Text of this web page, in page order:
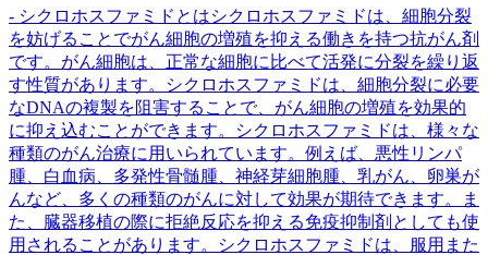
- シクロホスファミドとはシクロホスファミドは、細胞分裂
を妨げることでがん細胞の増殖を抑える働きを持つ抗がん剤
です。がん細胞は、正常な細胞に比べて活発に分裂を繰り返
す性質があります。シクロホスファミドは、細胞分裂に必要
なDNAの複製を阻害することで、がん細胞の増殖を効果的
に抑え込むことができます。シクロホスファミドは、様々な
種類のがん治療に用いられています。例えば、悪性リンパ
腫、白血病、多発性骨髄腫、神経芽細胞腫、乳がん、卵巣が
んなど、多くの種類のがんに対して効果が期待できます。ま
た、臓器移植の際に拒絶反応を抑える免疫抑制剤としても使
用されることがあります。シクロホスファミドは、服用また